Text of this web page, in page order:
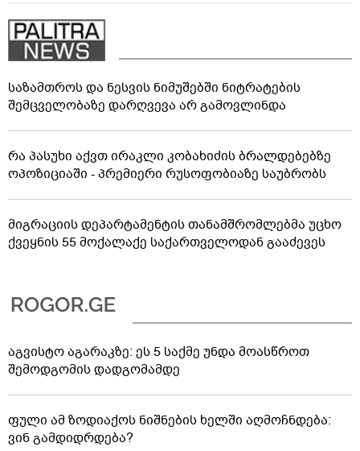
საზამთროს და ნესვის ნიმუშებში ნიტრატების
შემცველობაზე დარღვევა არ გამოვლინდა
რა პასუხი აქვთ ირაკლი კობახიძის ბრალდებებზე
ოპოზიციაში - პრემიერი რუსოფობიაზე საუბრობს
მიგრაციის დეპარტამენტის თანამშრომლებმა უცხო
ქვეყნის 55 მოქალაქე საქართველოდან გააძევეს
აგვისტო აგარაკზე: ეს 5 საქმე უნდა მოასწროთ
შემოდგომის დადგომამდე
ფული ამ ზოდიაქოს ნიშნების ხელში აღმოჩნდება:
ვინ გამდიდრდება?